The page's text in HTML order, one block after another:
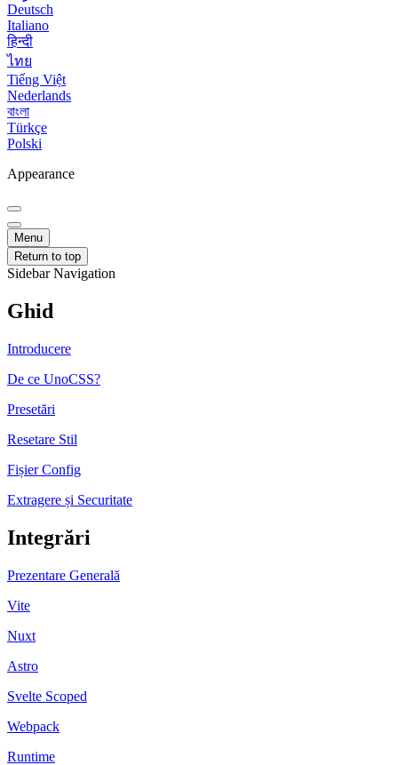
Deutsch
Italiano
हिन्दी
ไทย
Tiếng Việt
Nederlands
বাংলা
Türkçe
Polski
Appearance
Menu
Return to top
Sidebar Navigation
Ghid
Introducere
De ce UnoCSS?
Presetări
Resetare Stil
Fișier Config
Extragere și Securitate
Integrări
Prezentare Generală
Vite
Nuxt
Astro
Svelte Scoped
Webpack
Runtime